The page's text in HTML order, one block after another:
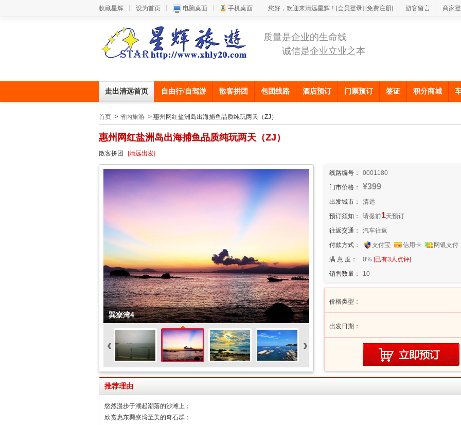
收藏星辉 设为首页 电脑桌面 手机桌面 您好，欢迎来清远星辉！ [会员登录] [免费注册] 游客留言 商家
质量是企业的生命线
诚信是企业立业之本
走出清远首页 自由行/自驾游 散客拼团 包团线路 酒店预订 门票预订 签证 积分商城
首页 -> 省内旅游 -> 惠州网红盐洲岛出海捕鱼品质纯玩两天（ZJ）
惠州网红盐洲岛出海捕鱼品质纯玩两天（ZJ）
散客拼团 [清远出发]
巽寮湾4
‹ ›
线路编号：
0001180
门市价格：
¥399
出发城市：
清远
预订须知：
请提前1天预订
往返交通：
汽车往返
付款方式：
支付宝 信用卡
网银支付
满 意 度：
0% [已有3人点评]
销售数量：
10
价格类型：
出发日期：
推荐理由
悠然漫步于潮起潮落的沙滩上；
欣赏惠东巽寮湾至美的奇石群；